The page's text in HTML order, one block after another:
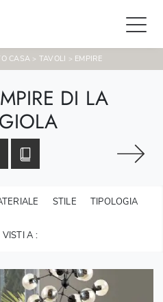
CASA > TAVOLI > EMPIRE
DI LA
STILE TIPOLOGIA
VISTI A :